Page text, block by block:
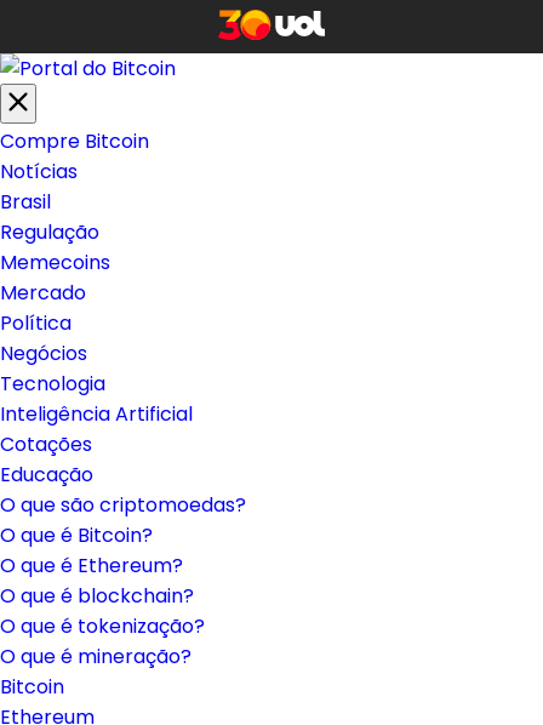
Compre Bitcoin
Notícias
Brasil
Regulação
Memecoins
Mercado
Política
Negócios
Tecnologia
Inteligência Artificial
Cotações
Educação
O que são criptomoedas?
O que é Bitcoin?
O que é Ethereum?
O que é blockchain?
O que é tokenização?
O que é mineração?
Bitcoin
Ethereum